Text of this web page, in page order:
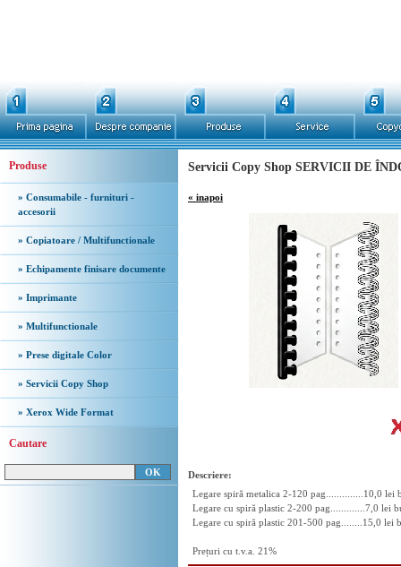
Produse
» Consumabile - furnituri -
accesorii
» Copiatoare / Multifunctionale
» Echipamente finisare documente
» Imprimante
» Multifunctionale
» Prese digitale Color
» Servicii Copy Shop
» Xerox Wide Format
Cautare
Servicii Copy Shop SERVICII DE
« inapoi
Descriere:
Legare spiră metalica 2-120 pag..............10,0 lei
Legare cu spiră plastic 2-200 pag.............7,0 lei
Legare cu spiră plastic 201-500 pag........15,0 lei
Prețuri cu t.v.a. 21%